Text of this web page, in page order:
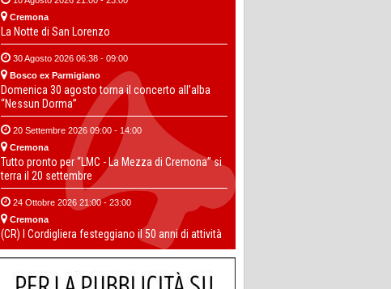
Cremona
La Notte di San Lorenzo
30 Agosto 2026 06:38 - 09:00
Bosco ex Parmigiano
Domenica 30 agosto torna il concerto all’alba
“Nessun Dorma”
20 Settembre 2026 09:00 - 14:00
Cremona
Tutto pronto per “LMC - La Mezza di Cremona” si
terra il 20 settembre
24 Ottobre 2026 21:00 - 23:00
Cremona
(CR) I Cordigliera festeggiano il 50 anni di attività